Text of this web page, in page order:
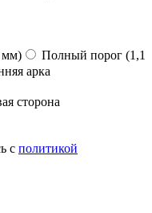
мм)
Полный порог (1,1
арка
сторона
с политикой